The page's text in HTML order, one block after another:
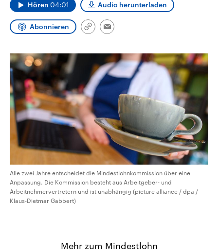
Wahl. Hören 04:01 Audio herunterladen
Abonnieren
Link
Email
Alle zwei Jahre entscheidet die Mindestlohnkommission über eine
Anpassung. Die Kommission besteht aus Arbeitgeber- und
Arbeitnehmervertretern und ist unabhängig (picture alliance / dpa /
Klaus-Dietmar Gabbert)
Mehr zum Mindestlohn